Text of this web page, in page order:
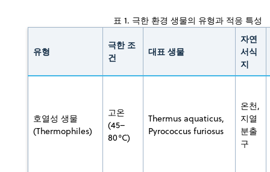
표 1. 극한 환경 생물의 유형과 적응 특성
유형
극한 조
건
대표 생물
자연
서식
지
호열성 생물
(Thermophiles)
고온
(45–
80°C)
Thermus aquaticus,
Pyrococcus furiosus
온천,
지열
분출
구